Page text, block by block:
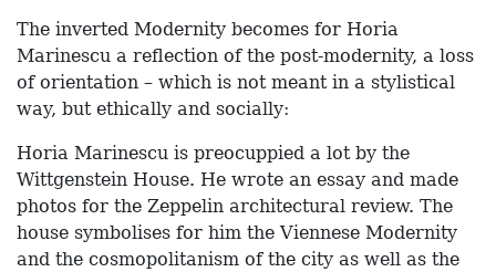
The inverted Modernity becomes for Horia
Marinescu a reflection of the post-modernity, a loss
of orientation – which is not meant in a stylistical
way, but ethically and socially:
Horia Marinescu is preocuppied a lot by the
Wittgenstein House. He wrote an essay and made
photos for the Zeppelin architectural review. The
house symbolises for him the Viennese Modernity
and the cosmopolitanism of the city as well as the